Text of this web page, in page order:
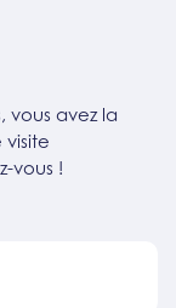
vous avez la
vous !